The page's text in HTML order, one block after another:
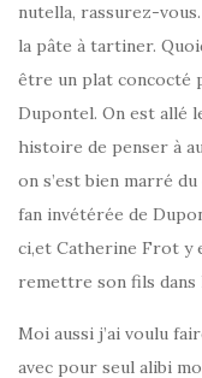
nutella, rassurez-
la pâte à tartiner.
être un plat concocté
Dupontel. On est allé
histoire de penser à
on s’est bien marré
fan invétérée de
ci,et Catherine Frot y
remettre son fils dans
Moi aussi j’ai voulu
avec pour seul alibi